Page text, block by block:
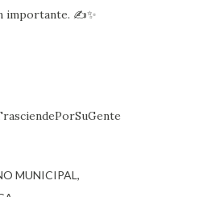
importante. ✍️✨
MUNICIPAL